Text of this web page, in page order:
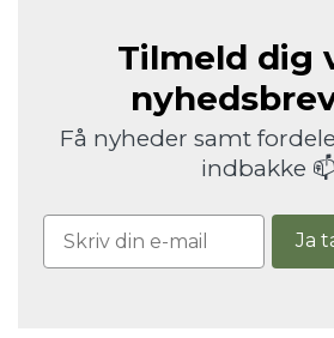
Tilmeld dig
Få nyheder samt
indbakke 📫
Ja